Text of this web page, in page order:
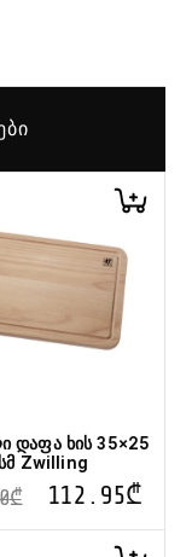
დაფა ხის 35×25
Zwilling
₾ 112.95₾